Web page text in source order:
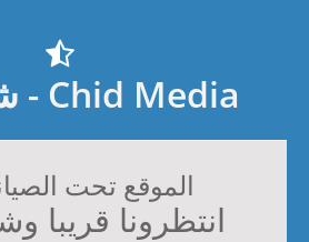
Chid Media - شيد ميديا
الموقع تحت
انتظرونا قريبا